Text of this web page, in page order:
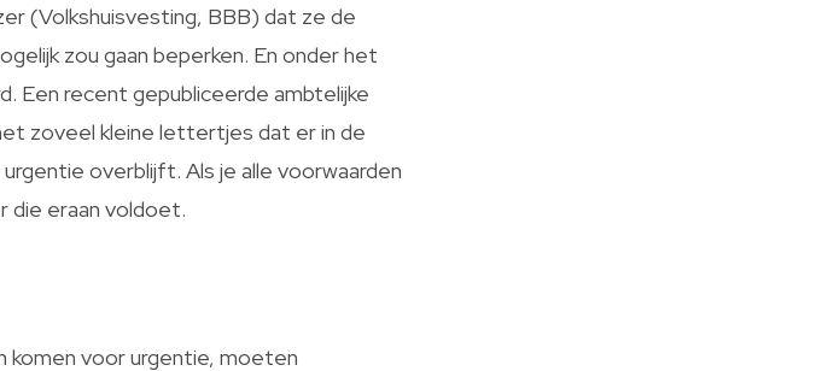
(Volkshuisvesting, BBB) dat ze de
zou gaan beperken. En onder het
Een recent gepubliceerde ambtelijke
zoveel kleine lettertjes dat er in de
overblijft. Als je alle voorwaarden
die eraan voldoet.
komen voor urgentie, moeten